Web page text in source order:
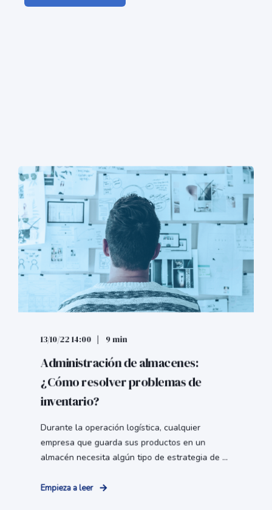
13/10/22 14:00 9 min
Administración de almacenes:
¿Cómo resolver problemas de
inventario?
Durante la operación logística, cualquier
empresa que guarda sus productos en un
almacén necesita algún tipo de estrategia de ...
Empieza a leer